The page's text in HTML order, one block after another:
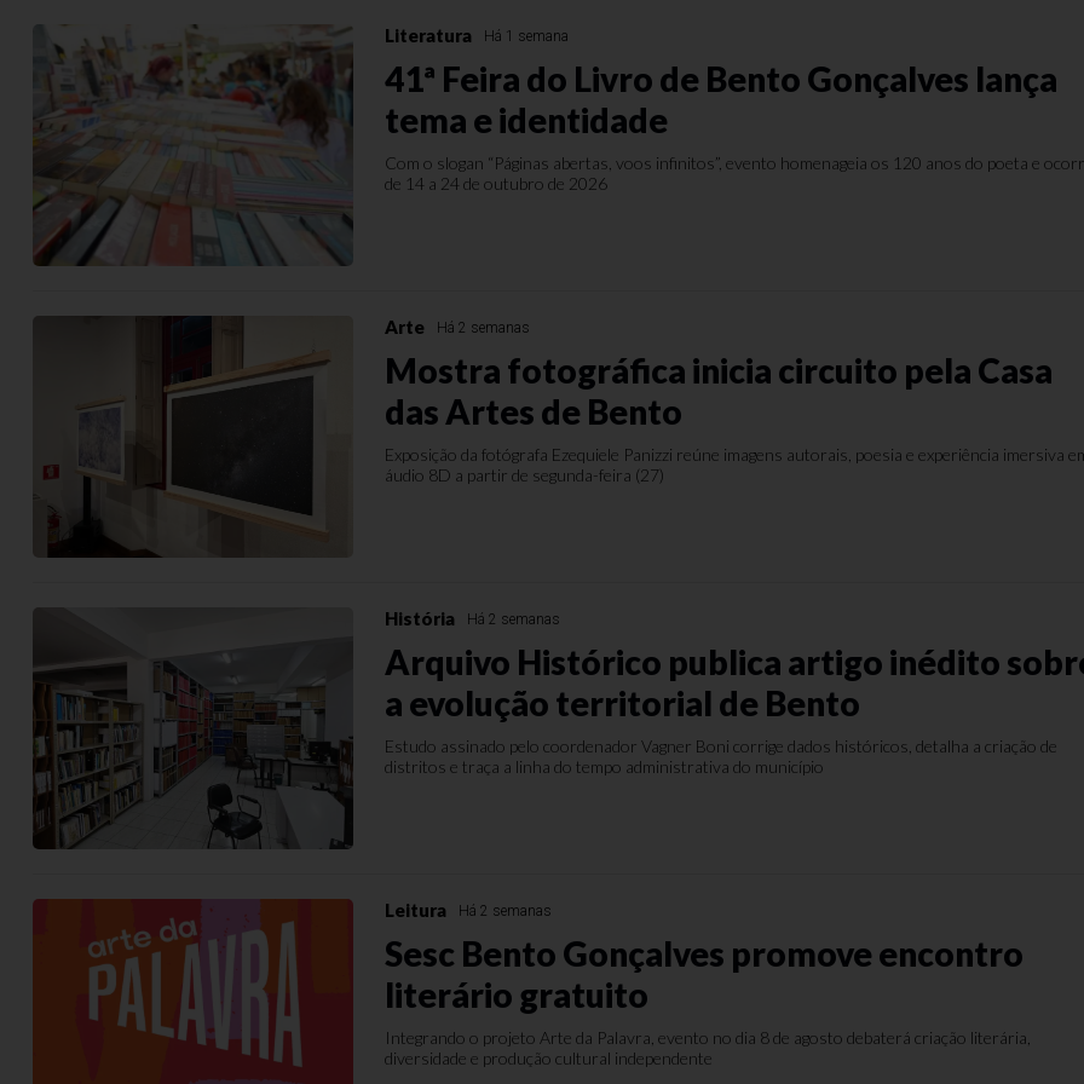
Literatura Há 1 semana
41ª Feira do Livro de Bento Gonçalves lança
tema e identidade
Com o slogan “Páginas abertas, voos infinitos”, evento homenageia os 120 anos do poeta e
de 14 a 24 de outubro de 2026
Arte Há 2 semanas
Mostra fotográfica inicia circuito pela Casa
das Artes de Bento
Exposição da fotógrafa Ezequiele Panizzi reúne imagens autorais, poesia e experiência imersiva
áudio 8D a partir de segunda-feira (27)
História Há 2 semanas
Arquivo Histórico publica artigo inédito
a evolução territorial de Bento
Estudo assinado pelo coordenador Vagner Boni corrige dados históricos, detalha a criação de
distritos e traça a linha do tempo administrativa do município
Leitura Há 2 semanas
Sesc Bento Gonçalves promove encontro
literário gratuito
Integrando o projeto Arte da Palavra, evento no dia 8 de agosto debaterá criação literária,
diversidade e produção cultural independente